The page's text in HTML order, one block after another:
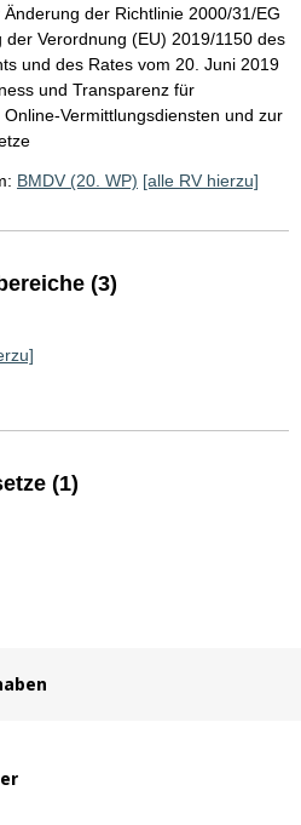
der Richtlinie 2000/31/EG
Verordnung (EU) 2019/1150 des
und des Rates vom 20. Juni 2019
und Transparenz für
Vermittlungsdiensten und zur
BMDV (20. WP) [alle RV hierzu]
(3)
(1)